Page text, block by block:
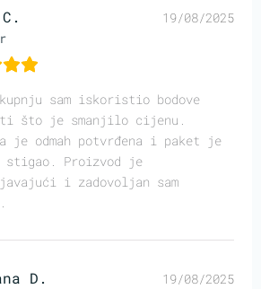
19/08/2025
sam iskoristio bodove
što je smanjilo cijenu.
je odmah potvrđena i paket je
stigao. Proizvod je
i zadovoljan sam
D. 19/08/2025